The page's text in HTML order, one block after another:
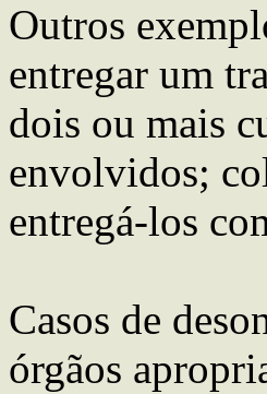
Outros
entregar um
dois ou mais
envolvidos;
entregá-los
Casos de
órgãos